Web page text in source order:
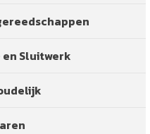
en Sluitwerk